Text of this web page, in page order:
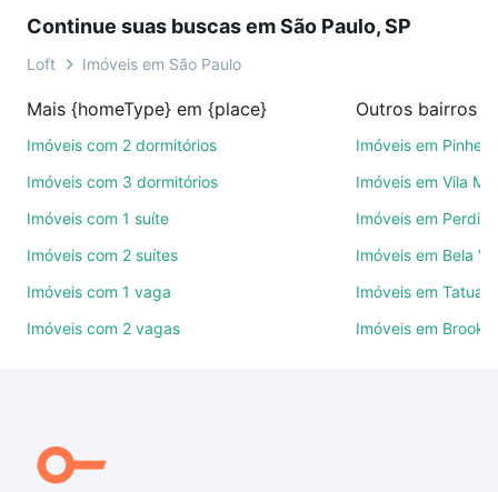
compromisso e você ainda conta com mais de 46
mil corretores e imobiliárias te ajudando na compra,
Como escolher um imóvel?
Use barra de busca no topo para pesquisar por
também pode usar os filtros como quantidade de
quartos, suítes, com ou sem vaga de garagem para
combinar perfeitamente com o preço, metragem e
festas ou área verde e encontrar Imóveis à venda
Aqui na Loft temos a oferta ideal para você, com
Imóveis à venda em São Paulo, SP que custam a
Continue suas buscas em São Paulo, SP
Loft Imóveis em São Paulo
Mais {homeType} em {place}
Imóveis com 2 dormitórios
Imóveis com 3 dormitórios
Imóveis com 1 suíte
Imóveis com 2 suítes
Imóveis com 1 vaga
Imóveis com 2 vagas
Outros bairros
Imóveis em
Imóveis em Vila
Imóveis em
Imóveis em Bela
Imóveis em
Imóveis em